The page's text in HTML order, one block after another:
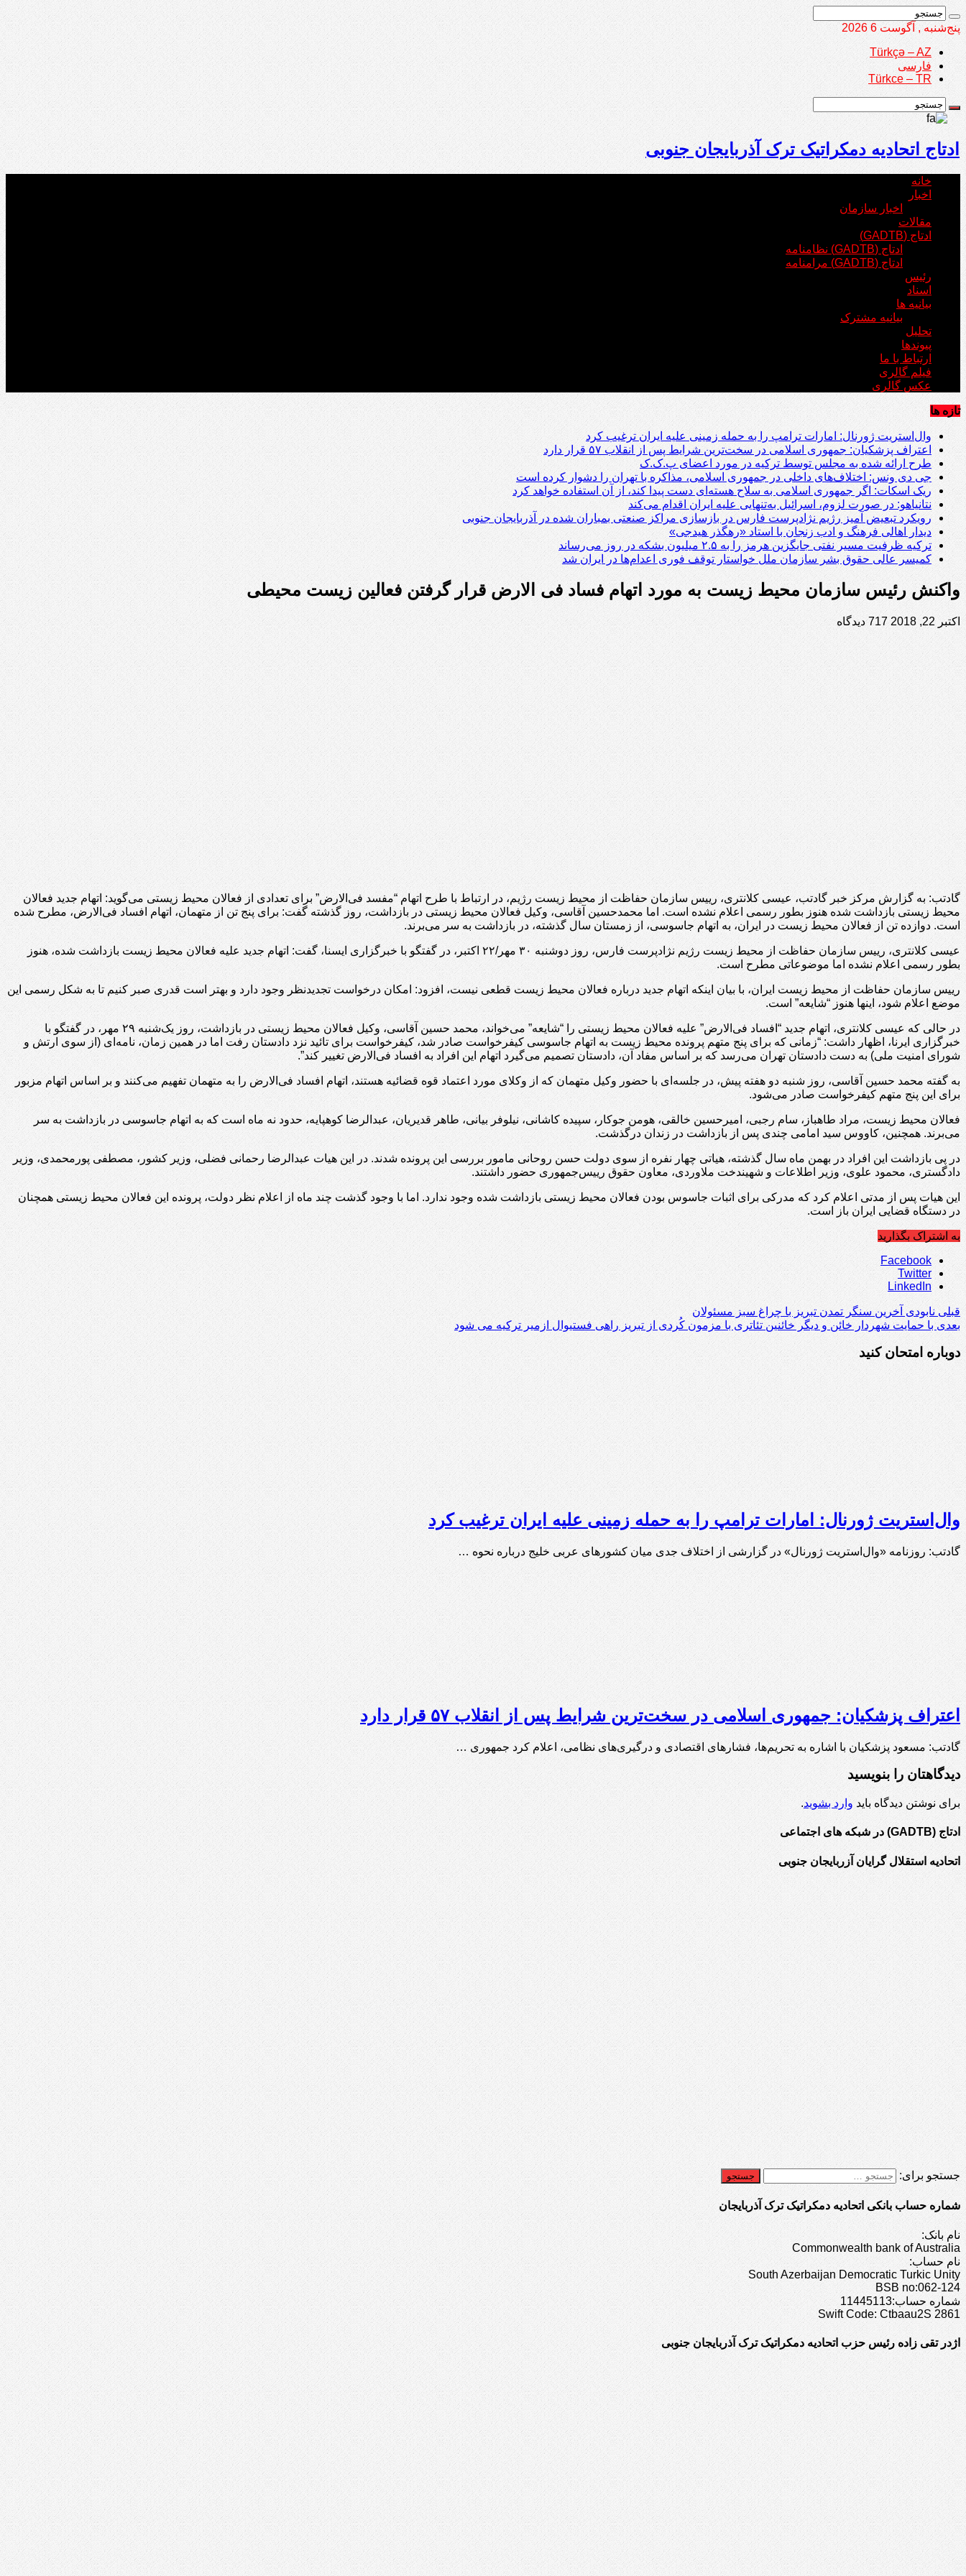
پنج‌شنبه , آگوست 6 2026
Türkçə – AZ
فارسی
Türkce – TR
ادتاج اتحادیه دمکراتیک ترک آذربایجان جنوبی
خانه
اخبار
اخبار سازمان
مقالات
ادتاج (GADTB)
ادتاج (GADTB) نظامنامه
ادتاج (GADTB) مرامنامه
رئیس
اسناد
بیانیه ها
بیانیه مشترک
تحلیل
پیوندها
ارتباط با ما
فیلم گالری
عکس گالری
تازه ها
وال‌استریت ژورنال: امارات ترامپ را به حمله زمینی علیه ایران ترغیب کرد
اعتراف پزشکیان: جمهوری اسلامی در سخت‌ترین شرایط پس از انقلاب ۵۷ قرار دارد
طرح ارائه شده به مجلس توسط ترکیه در مورد اعضای پ.ک.ک
جی دی ونس: اختلاف‌های داخلی در جمهوری اسلامی، مذاکره با تهران را دشوار کرده است
ریک اسکات: اگر جمهوری اسلامی به سلاح هسته‌ای دست پیدا کند، از آن استفاده خواهد کرد
نتانیاهو: در صورت لزوم، اسرائیل به‌تنهایی علیه ایران اقدام می‌کند
رویکرد تبعیض آمیز رژیم نژادپرست فارس در بازسازی مراکز صنعتی بمباران شده در آذربایجان جنوبی
دیدار اهالی فرهنگ و ادب زنجان با استاد «رهگذر هیدجی»
ترکیه ظرفیت مسیر نفتی جایگزین هرمز را به ۲.۵ میلیون بشکه در روز می‌رساند
کمیسر عالی حقوق بشر سازمان ملل خواستار توقف فوری اعدام‌ها در ایران شد
واکنش رئیس سازمان محیط زیست به مورد اتهام فساد فی الارض قرار گرفتن فعالین زیست محیطی
اکتبر 22, 2018 717 دیدگاه
گادتب: به گزارش مرکز خبر گادتب، عیسی کلانتری، رییس سازمان حفاظت از محیط زیست رژیم، در ارتباط با طرح اتهام “مفسد فی‌الارض” برای تعدادی از فعالان محیط‌ زیستی می‌گوید: اتهام جدید فعالان
محیط‌ زیستی بازداشت شده هنوز بطور رسمی اعلام نشده است. اما محمدحسین آقاسی، وکیل فعالان محیط زیستی در بازداشت، روز گذشته گفت: برای پنج تن از متهمان، اتهام افساد فی‌الارض، مطرح شده
است. دوازده تن از فعالان محیط زیست در ایران، به اتهام جاسوسی، از زمستان سال گذشته، در بازداشت به سر می‌برند.
عیسی کلانتری، رییس سازمان حفاظت از محیط زیست رژیم نژادپرست فارس، روز دوشنبه ۳۰ مهر/۲۲ اکتبر، در گفتگو با خبرگزاری ایسنا، گفت: اتهام جدید علیه فعالان محیط زیست بازداشت شده، هنوز
بطور رسمی اعلام نشده اما موضوعاتی مطرح است.
رییس سازمان حفاظت از محیط زیست ایران، با بیان اینکه اتهام جدید درباره فعالان محیط زیست قطعی نیست، افزود: امکان درخواست تجدیدنظر وجود دارد و بهتر است قدری صبر کنیم تا به شکل رسمی این
موضع اعلام شود، اینها هنوز “شایعه” است.
در حالی که عیسی کلانتری، اتهام جدید “افساد فی‌الارض” علیه فعالان محیط زیستی را “شایعه” می‌خواند، محمد حسین آقاسی، وکیل فعالان محیط زیستی در بازداشت، روز یک‌شنبه ۲۹ مهر، در گفتگو با
خبرگزاری ایرنا، اظهار داشت: “زمانی که برای پنج متهم پرونده محیط زیست به اتهام جاسوسی کیفرخواست صادر شد، کیفرخواست برای تائید نزد دادستان رفت اما در همین زمان، نامه‌ای (از سوی ارتش و
شورای امنیت ملی) به دست دادستان تهران می‌رسد که بر اساس مفاد آن، دادستان تصمیم می‌گیرد اتهام این افراد به افساد فی‌الارض تغییر کند”.
به گفته محمد حسین آقاسی، روز شنبه دو هفته پیش، در جلسه‌ای با حضور وکیل متهمان که از وکلای مورد اعتماد قوه قضائیه هستند، اتهام افساد فی‌الارض را به متهمان تفهیم می‌کنند و بر اساس اتهام مزبور
برای این پنج متهم کیفرخواست صادر می‌شود.
فعالان محیط زیست، مراد طاهباز، سام رجبی، امیرحسین خالقی، هومن جوکار، سپیده کاشانی، نیلوفر بیانی، طاهر قدیریان، عبدالرضا کوهپایه، حدود نه ماه است که به اتهام جاسوسی در بازداشت به سر
می‌برند. همچنین، کاووس سید امامی چندی پس از بازداشت در زندان درگذشت.
در پی بازداشت این افراد در بهمن ماه سال گذشته، هیاتی چهار نفره از سوی دولت حسن روحانی مامور بررسی این پرونده شدند. در این هیات عبدالرضا رحمانی فضلی، وزیر کشور، مصطفی پورمحمدی، وزیر
دادگستری، محمود علوی، وزیر اطلاعات و شهیندخت ملاوردی، معاون حقوق رییس‌جمهوری حضور داشتند.
این هیات پس از مدتی اعلام کرد که مدرکی برای اثبات جاسوس بودن فعالان محیط زیستی بازداشت شده وجود ندارد. اما با وجود گذشت چند ماه از اعلام نظر دولت، پرونده این فعالان محیط زیستی همچنان
در دستگاه قضایی ایران باز است.
به اشتراک بگذارید
Facebook
Twitter
LinkedIn
قبلی نابودی آخرین سنگر تمدن تبریز با چراغ سبز مسئولان
بعدیبا حمایت شهردار خائن و دیگر خائنین تئاتری با مزمون کُردی از تبریز راهی فستیوال ازمیر ترکیه می شود
دوباره امتحان کنید
وال‌استریت ژورنال: امارات ترامپ را به حمله زمینی علیه ایران ترغیب کرد
گادتب: روزنامه «وال‌استریت ژورنال» در گزارشی از اختلاف جدی میان کشورهای عربی خلیج درباره نحوه …
اعتراف پزشکیان: جمهوری اسلامی در سخت‌ترین شرایط پس از انقلاب ۵۷ قرار دارد
گادتب: مسعود پزشکیان با اشاره به تحریم‌ها، فشارهای اقتصادی و درگیری‌های نظامی، اعلام کرد جمهوری …
دیدگاهتان را بنویسید
برای نوشتن دیدگاه باید وارد بشوید.
ادتاج (GADTB) در شبکه های اجتماعی
اتحادیه استقلال گرایان آزربایجان جنوبی
جستجو برای:
شماره حساب بانکی اتحادیه دمکراتیک ترک آذربایجان
نام بانک:
Commonwealth bank of Australia
نام حساب:
South Azerbaijan Democratic Turkic Unity
BSB no:062-124
شماره حساب:11445113
Swift Code: Ctbaau2S 2861
اژدر تقی زاده رئیس حزب اتحادیه دمکراتیک ترک آذربایجان جنوبی